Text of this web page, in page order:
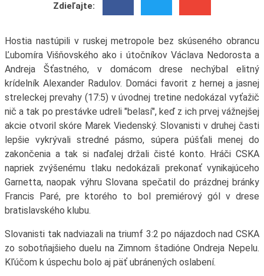
Zdieľajte:
Hostia nastúpili v ruskej metropole bez skúseného obrancu
Ľubomíra Višňovského ako i útočníkov Václava Nedorosta a
Andreja Šťastného, v domácom drese nechýbal elitný
krídelník Alexander Radulov. Domáci favorit z hernej a jasnej
streleckej prevahy (17:5) v úvodnej tretine nedokázal vyťažič
nič a tak po prestávke udreli "belasí", keď z ich prvej vážnejšej
akcie otvoril skóre Marek Viedenský. Slovanisti v druhej časti
lepšie vykrývali stredné pásmo, súpera púšťali menej do
zakončenia a tak si naďalej držali čisté konto. Hráči CSKA
napriek zvýšenému tlaku nedokázali prekonať vynikajúceho
Garnetta, naopak výhru Slovana spečatil do prázdnej bránky
Francis Paré, pre ktorého to bol premiérový gól v drese
bratislavského klubu.
Slovanisti tak nadviazali na triumf 3:2 po nájazdoch nad CSKA
zo sobotňajšieho duelu na Zimnom štadióne Ondreja Nepelu.
Kľúčom k úspechu bolo aj päť ubránených oslabení.